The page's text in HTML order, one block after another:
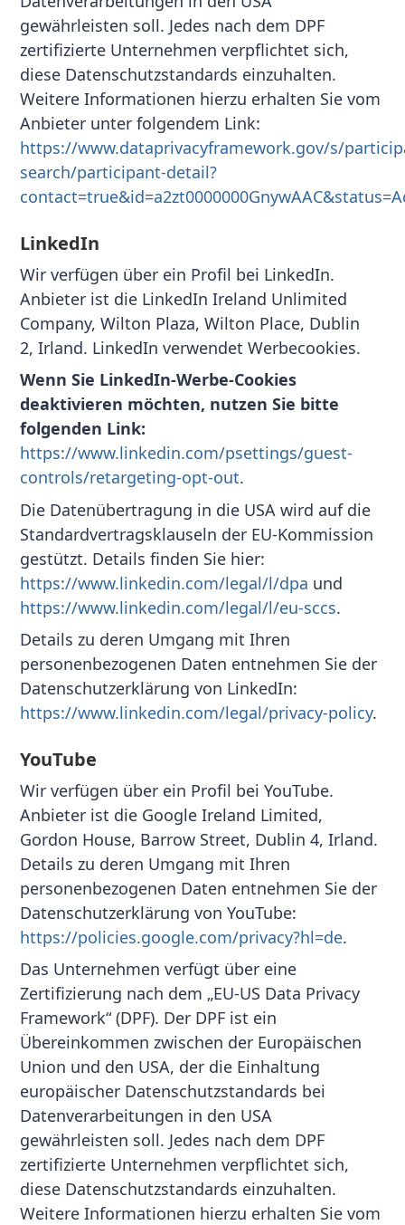
gewährleisten soll. Jedes nach dem DPF
zertifizierte Unternehmen verpflichtet sich,
diese Datenschutzstandards einzuhalten.
Weitere Informationen hierzu erhalten Sie vom
Anbieter unter folgendem Link:
https://www.dataprivacyframework.gov/s/
search/participant-detail?
LinkedIn
Wir verfügen über ein Profil bei LinkedIn.
Anbieter ist die LinkedIn Ireland Unlimited
Company, Wilton Plaza, Wilton Place, Dublin
2, Irland. LinkedIn verwendet Werbecookies.
Wenn Sie LinkedIn-Werbe-Cookies
deaktivieren möchten, nutzen Sie bitte
folgenden Link:
https://www.linkedin.com/psettings/guest-
controls/retargeting-opt-out.
Die Datenübertragung in die USA wird auf die
Standardvertragsklauseln der EU-Kommission
gestützt. Details finden Sie hier:
https://www.linkedin.com/legal/l/dpa und
https://www.linkedin.com/legal/l/eu-sccs.
Details zu deren Umgang mit Ihren
personenbezogenen Daten entnehmen Sie der
Datenschutzerklärung von LinkedIn:
https://www.linkedin.com/legal/privacy-policy.
YouTube
Wir verfügen über ein Profil bei YouTube.
Anbieter ist die Google Ireland Limited,
Gordon House, Barrow Street, Dublin 4, Irland.
Details zu deren Umgang mit Ihren
personenbezogenen Daten entnehmen Sie der
Datenschutzerklärung von YouTube:
https://policies.google.com/privacy?hl=de.
Das Unternehmen verfügt über eine
Zertifizierung nach dem „EU-US Data Privacy
Framework“ (DPF). Der DPF ist ein
Übereinkommen zwischen der Europäischen
Union und den USA, der die Einhaltung
europäischer Datenschutzstandards bei
Datenverarbeitungen in den USA
gewährleisten soll. Jedes nach dem DPF
zertifizierte Unternehmen verpflichtet sich,
diese Datenschutzstandards einzuhalten.
Weitere Informationen hierzu erhalten Sie vom